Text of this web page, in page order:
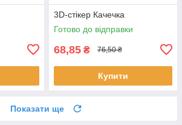
3D-стікер Качечка
Готово до відправки
68,85 ₴ 76,50 ₴
Купити
Показати ще